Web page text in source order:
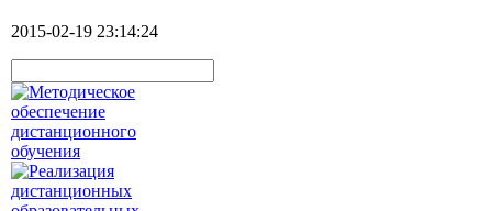
2015-02-19 23:14:24